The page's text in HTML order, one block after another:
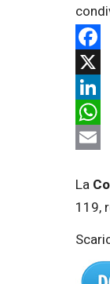
X
La
119,